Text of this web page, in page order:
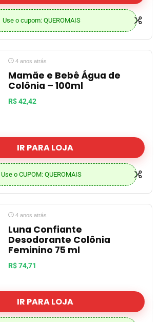
Use o cupom: QUEROMAIS
4 anos atrás
Mamãe e Bebê Água de
Colônia – 100ml
R$ 42,42
IR PARA LOJA
Use o CUPOM: QUEROMAIS
4 anos atrás
Luna Confiante
Desodorante Colônia
Feminino 75 ml
R$ 74,71
IR PARA LOJA